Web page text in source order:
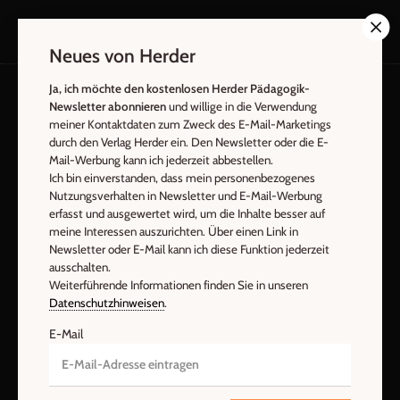
AGB und Widerrufsbelehrung
Datenschutz
Barrierefreiheit
Impressum
Vertrag widerrufen Abo online kündigen
Neues von Herder
Ja, ich möchte den kostenlosen Herder Pädagogik-
Newsletter abonnierenund willige in die Verwendung
meiner Kontaktdaten zum Zweck des E-Mail-Marketings
durch den Verlag Herder ein. Den Newsletter oder die E-
Mail-Werbung kann ich jederzeit abbestellen.
Ich bin einverstanden, dass mein personenbezogenes
Nutzungsverhalten in Newsletter und E-Mail-Werbung
erfasst und ausgewertet wird, um die Inhalte besser auf
meine Interessen auszurichten. Über einen Link in
Newsletter oder E-Mail kann ich diese Funktion jederzeit
ausschalten.
Weiterführende Informationen finden Sie in unseren
Datenschutzhinweisen.
E-Mail